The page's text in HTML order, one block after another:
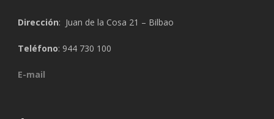
Dirección: Juan de la Cosa 21 – Bilbao
Teléfono: 944 730 100
E-mail